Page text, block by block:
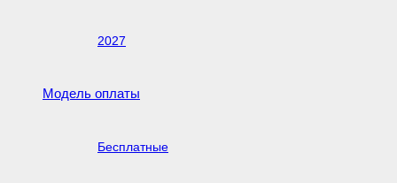
2027
Модель оплаты
Бесплатные